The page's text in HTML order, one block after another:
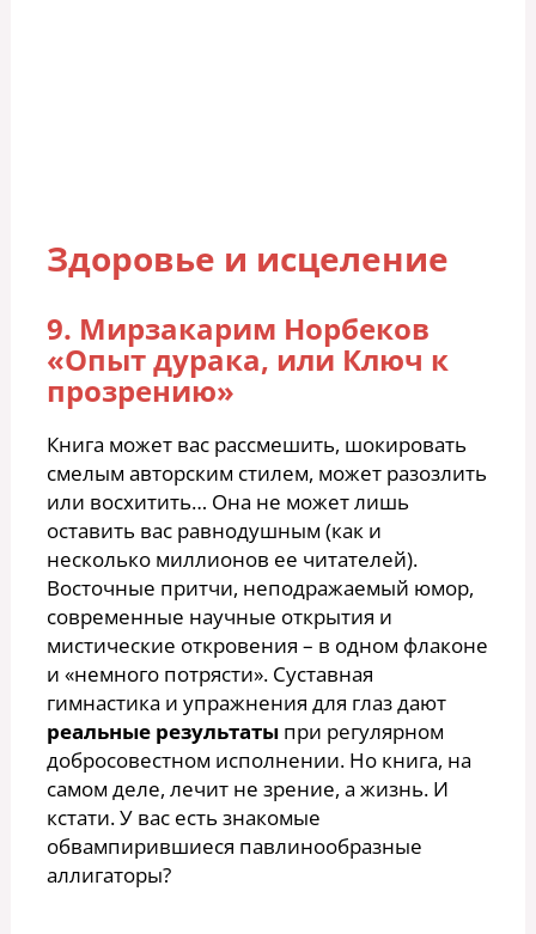
Здоровье и исцеление
9. Мирзакарим Норбеков
«Опыт дурака, или Ключ к
прозрению»
Книга может вас рассмешить, шокировать
смелым авторским стилем, может разозлить
или восхитить… Она не может лишь
оставить вас равнодушным (как и
несколько миллионов ее читателей).
Восточные притчи, неподражаемый юмор,
современные научные открытия и
мистические откровения – в одном флаконе
и «немного потрясти». Суставная
гимнастика и упражнения для глаз дают
реальные результатыпри регулярном
добросовестном исполнении. Но книга, на
самом деле, лечит не зрение, а жизнь. И
кстати. У вас есть знакомые
обвампирившиеся павлинообразные
аллигаторы?